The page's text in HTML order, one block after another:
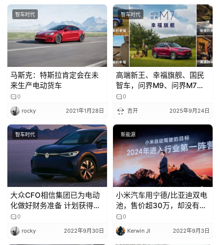
专
栏
吉
开
T
a
l
k
智车时代
马斯克：特斯拉肯定会在未
来生产电动货车
0
rocky 2021年1月28日
智车时代
高端新王、幸福旗舰、国民
智车，问界M9、问界M7、
尚界H5齐上阵
0
吉开 2025年9月24日
智车时代
大众CFO相信集团已为电动
化做好财务准备 计划获得更
多资金
0
rocky 2022年9月30日
新能源
小米汽车用宁德/比亚迪双电
池，售价超30万，却没有生
产资质
0
Kerwin JI 2022年9月3日